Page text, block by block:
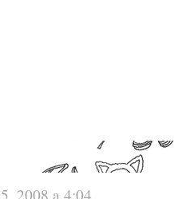
2008 a 4:04 . .